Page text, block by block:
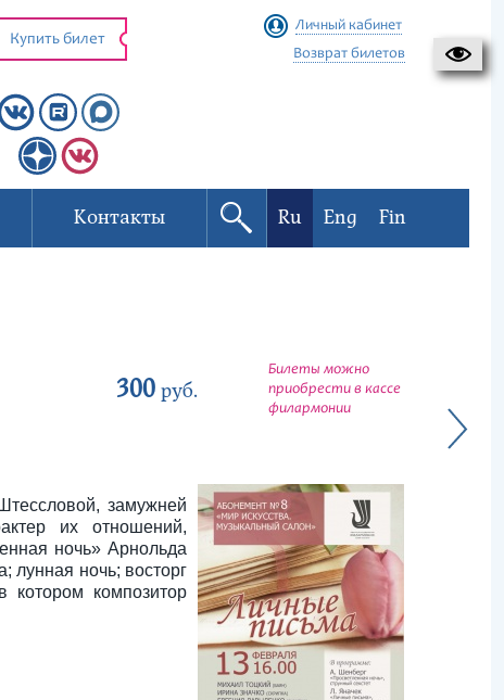
Купить билет
Личный кабинет
Возврат билетов
Контакты Ru Eng Fin
300 руб.
Билеты можно
приобрести в кассе
филармонии
замужней
их отношений,
ночь» Арнольда
ночь; восторг
композитор